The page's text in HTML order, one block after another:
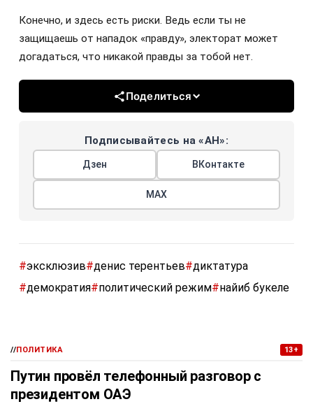
Конечно, и здесь есть риски. Ведь если ты не
защищаешь от нападок «правду», электорат может
догадаться, что никакой правды за тобой нет.
Поделиться
Подписывайтесь на «АН»:
Дзен ВКонтакте
МАХ
#эксклюзив#денис терентьев#диктатура
#демократия#политический режим#найиб букеле
//ПОЛИТИКА 13+
Путин провёл телефонный разговор с
президентом ОАЭ